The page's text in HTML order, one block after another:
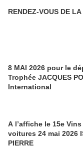
RENDEZ-VOUS DE LA
8 MAI 2026 pour le
Trophée JACQUES
International
A l’affiche le 15e Vins et vieilles
voitures 24 mai 2026 ISLE SAINT
PIERRE